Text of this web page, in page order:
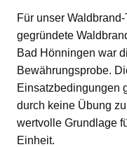
Für unser
gegründete
Bad Hönningen war
Bewährungsprobe.
Einsatzbedingungen
durch keine Übung
wertvolle Grundlage
Einheit.